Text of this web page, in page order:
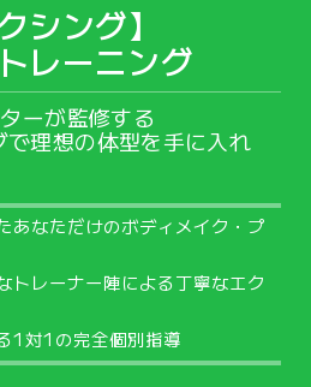
シング】
レーニング
ーが監修する
理想の体型を手に入れ
あなただけのボディメイク・プ
トレーナー陣による丁寧なエク
1対1の完全個別指導